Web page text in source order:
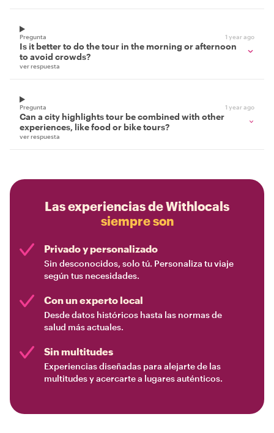
Pregunta 1 year ago
Is it better to do the tour in the morning or afternoon
to avoid crowds?
ver respuesta
Pregunta 1 year ago
Can a city highlights tour be combined with other
experiences, like food or bike tours?
ver respuesta
Las experiencias de Withlocals
siempre son
Privado y personalizado
Sin desconocidos, solo tú. Personaliza tu viaje
según tus necesidades.
Con un experto local
Desde datos históricos hasta las normas de
salud más actuales.
Sin multitudes
Experiencias diseñadas para alejarte de las
multitudes y acercarte a lugares auténticos.